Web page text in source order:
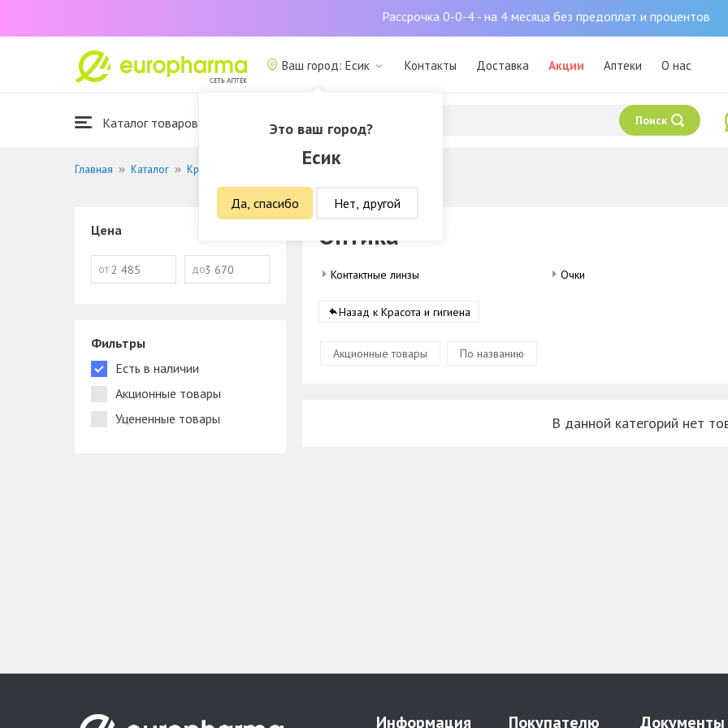
Рассрочка 0-0-4 - на 4 месяца без предоплат и процентов
Ваш город: Есик
Это ваш город?
Есик
Да, спасибо Нет, другой
Контакты Доставка Акции Аптеки О нас
Каталог товаров Поиск
Главная Каталог Красота и гигиена
Цена
от до
Фильтры
Есть в наличии
Акционные товары
Уцененные товары
Оптика
Контактные линзы Очки
Назад к Красота и гигиена
Акционные товары По названию
В данной категорий нет
Информация Покупателю Документы